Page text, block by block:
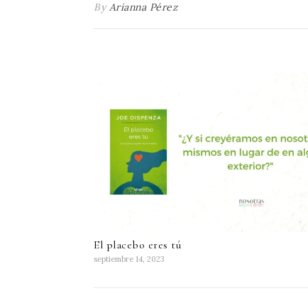
ByArianna Pérez
El placebo eres tú
septiembre 14, 2023